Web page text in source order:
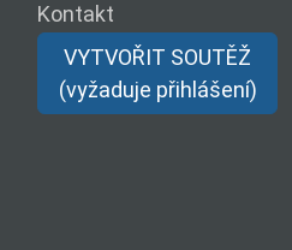
Kontakt
VYTVOŘIT SOUTĚŽ
(vyžaduje přihlášení)